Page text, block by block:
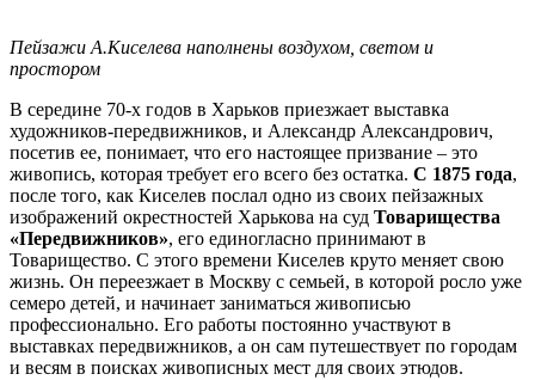
Пейзажи А.Киселева наполнены воздухом, светом и
простором
В середине 70-х годов в Харьков приезжает выставка
художников-передвижников, и Александр Александрович,
посетив ее, понимает, что его настоящее призвание – это
живопись, которая требует его всего без остатка. С 1875 года,
после того, как Киселев послал одно из своих пейзажных
изображений окрестностей Харькова на суд Товарищества
«Передвижников», его единогласно принимают в
Товарищество. С этого времени Киселев круто меняет свою
жизнь. Он переезжает в Москву с семьей, в которой росло уже
семеро детей, и начинает заниматься живописью
профессионально. Его работы постоянно участвуют в
выставках передвижников, а он сам путешествует по городам
и весям в поисках живописных мест для своих этюдов.